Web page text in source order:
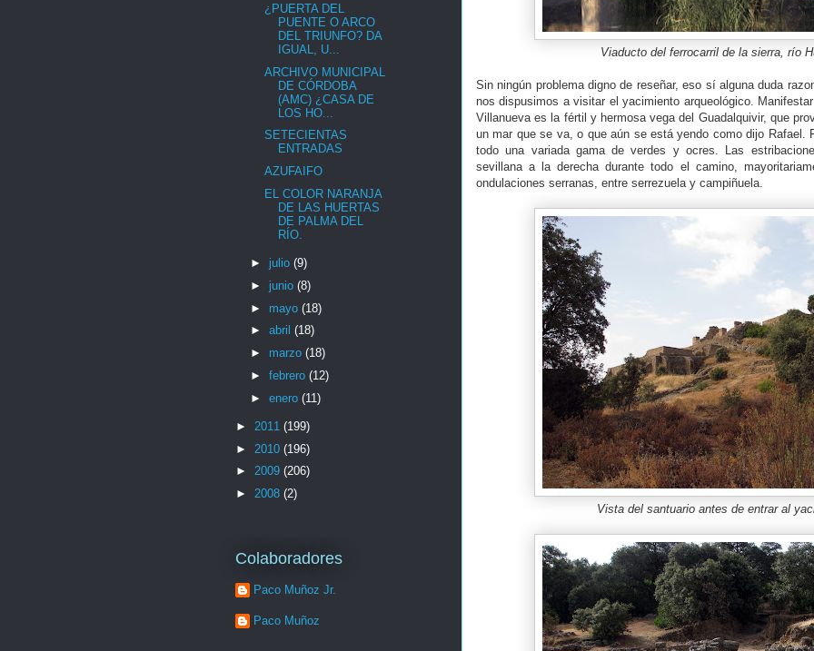
Viaducto del ferrocarril de la sierra, río
Sin ningún problema digno de reseñar, eso sí alguna duda
nos dispusimos a visitar el yacimiento arqueológico.
Villanueva es la fértil y hermosa vega del Guadalquivir, que
un mar que se va, o que aún se está yendo como dijo Rafael.
todo una variada gama de verdes y ocres. Las
sevillana a la derecha durante todo el camino,
ondulaciones serranas, entre serrezuela y campiñuela.
Vista del santuario antes de entrar al
¿PUERTA DEL
PUENTE O ARCO
DEL TRIUNFO? DA
IGUAL, U...
ARCHIVO MUNICIPAL
DE CÓRDOBA
(AMC) ¿CASA DE
LOS HO...
SETECIENTAS
ENTRADAS
AZUFAIFO
EL COLOR NARANJA
DE LAS HUERTAS
DE PALMA DEL
RÍO.
► julio (9)
► junio (8)
► mayo (18)
► abril (18)
► marzo (18)
► febrero (12)
► enero (11)
► 2011 (199)
► 2010 (196)
► 2009 (206)
► 2008 (2)
Colaboradores
Paco Muñoz Jr.
Paco Muñoz